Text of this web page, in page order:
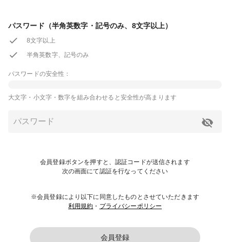
パスワード（半角英数字・記号のみ、8文字以上）
8文字以上
半角英数字、記号のみ
パスワードの安全性：
大文字・小文字・数字を組み合わせると安全性が高まります
会員登録ボタンを押すと、認証コードが送信されます
次の画面にて認証を行なってください
※会員登録により以下に同意したものとさせていただきます
利用規約 ・ プライバシーポリシー
会員登録